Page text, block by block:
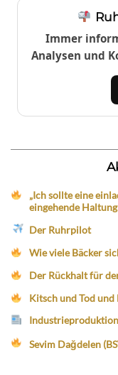
Immer
Analysen und
„Ich sollte eine
eingehende Haltung
Der Ruhrpilot
Wie viele Bäcker
Der Rückhalt für
Kitsch und Tod und
Sevim Dağdelen